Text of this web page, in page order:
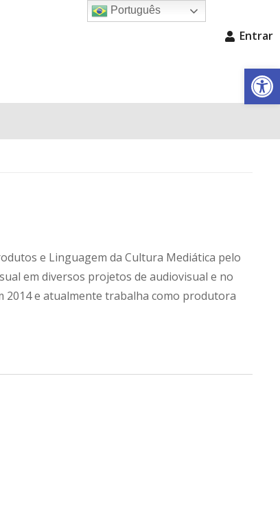
Barra de
Entrar
e Linguagem da Cultura Mediática pelo
em diversos projetos de audiovisual e no
2014 e atualmente trabalha como produtora
Português